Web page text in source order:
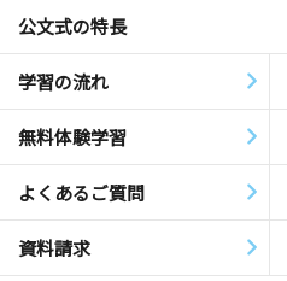
公文式の特長
学習の流れ
無料体験学習
よくあるご質問
資料請求